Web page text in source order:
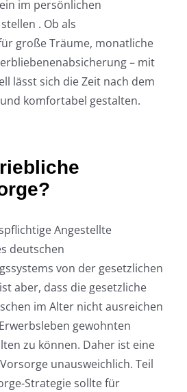
im persönlichen
. Ob als
große Träume, monatliche
– mit
lässt sich die Zeit nach dem
komfortabel gestalten.
Angestellte
deutschen
von der gesetzlichen
aber, dass die gesetzliche
im Alter nicht ausreichen
gewohnten
zu können. Daher ist eine
unausweichlich. Teil
Strategie sollte für